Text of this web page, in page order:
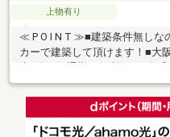
上物有り
≪ P O I N T ≫■建築条件無しな
カーで建築して頂けます！■大
ンジ色【資料請求(無料)】を
色【見学予約(無料)】をタッ
が聞きたい」 青色【電話
申し付け下さいませ♪